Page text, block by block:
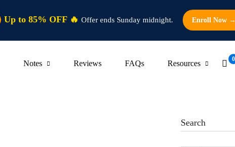
Up to 85% OFF 🔥 Offer ends Sunday midnight. Enroll Now →
Notes Reviews FAQs Resources
Search